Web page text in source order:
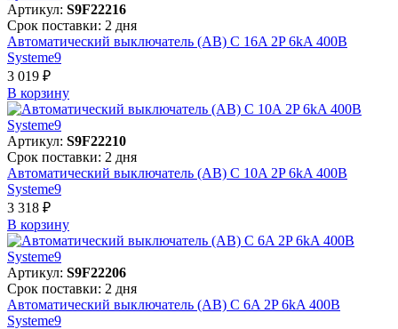
Артикул: S9F22216
Срок поставки: 2 дня
Автоматический выключатель (АВ) C 16A 2P 6kA 400В
Systeme9
3 019 ₽
В корзинy
Артикул: S9F22210
Срок поставки: 2 дня
Автоматический выключатель (АВ) C 10A 2P 6kA 400В
Systeme9
3 318 ₽
В корзинy
Артикул: S9F22206
Срок поставки: 2 дня
Автоматический выключатель (АВ) C 6A 2P 6kA 400В
Systeme9